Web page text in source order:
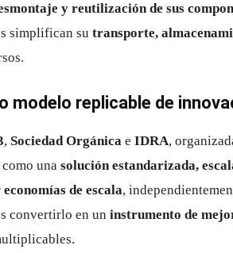
y reutilización de sus
simplifican su transporte,
modelo replicable de
, Sociedad Orgánica e IDRA,
una solución estandarizada,
economías de escala,
convertirlo en un instrumento de